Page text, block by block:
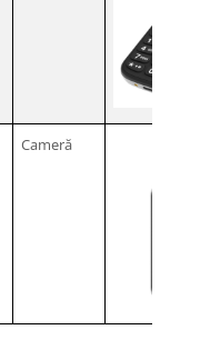
Cameră